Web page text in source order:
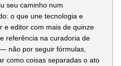
seu caminho num
o que une tecnologia e
e editor com mais de quinze
referência na curadoria de
não por seguir fórmulas,
como coisas separadas o ato